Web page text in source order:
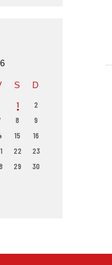
S D
1
2
8
9
15
16
22
23
29
30